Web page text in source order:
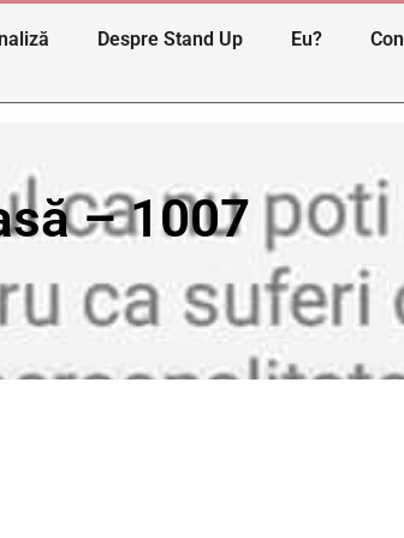
Despre Stand Up Eu?
– 1007